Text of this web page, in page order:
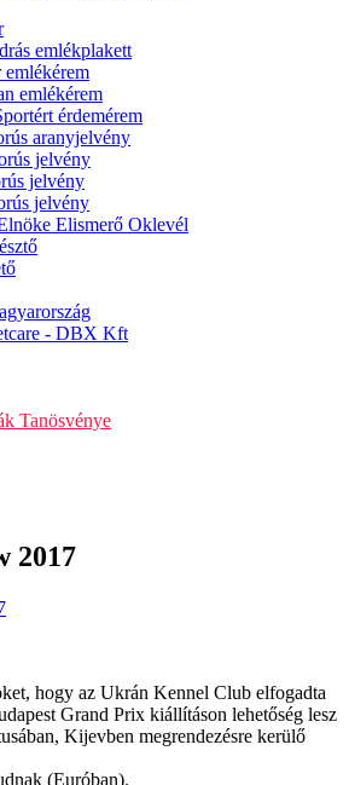
emlékplakett
emlékérem
érdemérem
aranyjelvény
jelvény
jelvény
jelvény
Elismerő Oklevél
- DBX Kft
Tanösvénye
2017
hogy az Ukrán Kennel Club elfogadta
Grand Prix kiállításon lehetőség lesz
Kijevben megrendezésre kerülő
(Euróban).